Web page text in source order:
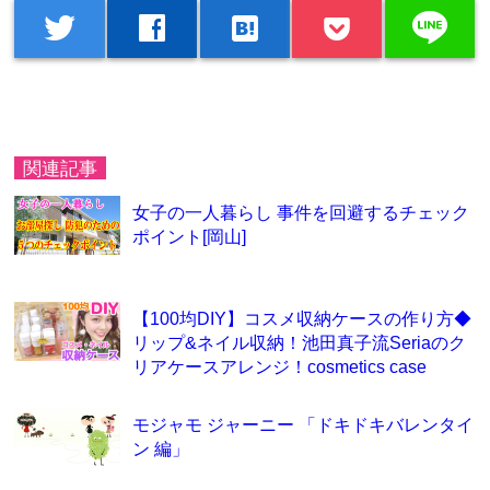
twitter facebook hatenabookmark line
関連記事
女子の一人暮らし 事件を回避するチェック
ポイント[岡山]
【100均DIY】コスメ収納ケースの作り方◆
リップ&ネイル収納！池田真子流Seriaのク
リアケースアレンジ！cosmetics case
モジャモ ジャーニー 「ドキドキバレンタイ
ン 編」